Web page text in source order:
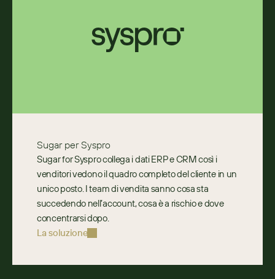
Sugar per Syspro
Sugar for Syspro collega i dati ERP e CRM così i
venditori vedono il quadro completo del cliente in un
unico posto. I team di vendita sanno cosa sta
succedendo nell’account, cosa è a rischio e dove
concentrarsi dopo.
La soluzione